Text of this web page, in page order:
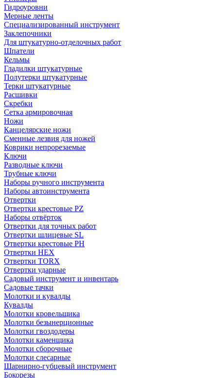
Гидроуровни
Мерные ленты
Специализированный инструмент
Заклепочники
Для штукатурно-отделочных работ
Шпатели
Кельмы
Гладилки штукатурные
Полутерки штукатурные
Терки штукатурные
Расшивки
Скребки
Сетка армировочная
Ножи
Канцелярские ножи
Сменные лезвия для ножей
Коврики непрорезаемые
Ключи
Разводные ключи
Трубные ключи
Наборы ручного инструмента
Наборы автоинструмента
Отвертки
Отвертки крестовые PZ
Наборы отвёрток
Отвертки для точных работ
Отвертки шлицевые SL
Отвертки крестовые PH
Отвертки HEX
Отвертки TORX
Отвертки ударные
Садовый инструмент и инвентарь
Садовые тачки
Молотки и кувалды
Кувалды
Молотки кровельщика
Молотки безынерционные
Молотки гвоздодеры
Молотки каменщика
Молотки сборочные
Молотки слесарные
Шарнирно-губцевый инструмент
Бокорезы